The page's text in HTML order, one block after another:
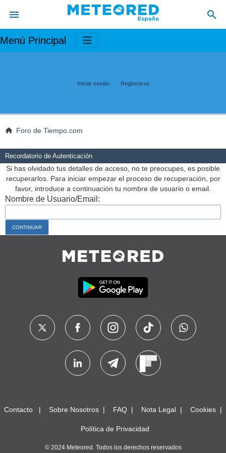
Menú Principal
Iniciar sesión Registrarse
Foro de Tiempo.com
Recordatorio de Autenticación
Si has olvidado tus detalles de acceso, no te preocupes, es posible
recuperarlos. Para iniciar empezar el proceso de recuperación, por
favor, introduce a continuación tu nombre de usuario o email.
Nombre de Usuario/Email:
Contacto Sobre Nosotros FAQ Nota Legal Cookies
Política de Privacidad
© 2024 Meteored. Todos los derechos reservados